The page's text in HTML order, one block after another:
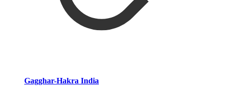
Gagghar-Hakra India